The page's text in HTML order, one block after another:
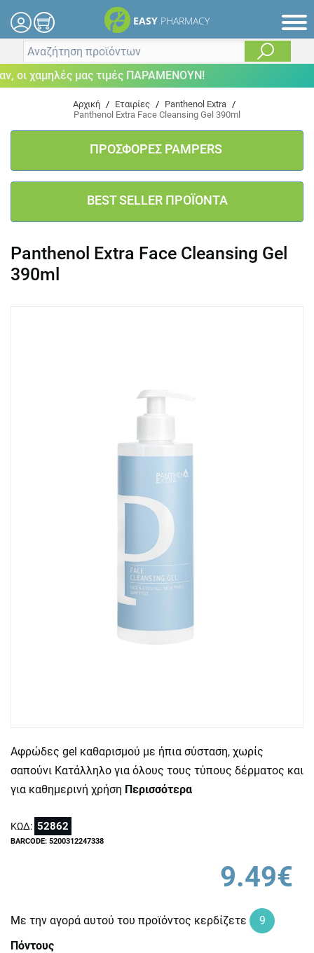
EASY PHARMACY
χαμηλές μας τιμές ΠΑΡΑΜΕΝΟΥΝ!
Αρχική / Εταιρίες / Panthenol Extra /
Panthenol Extra Face Cleansing Gel 390ml
ΠΡΟΣΦΟΡΕΣ PAMPERS
BEST SELLER ΠΡΟΪΟΝΤΑ
Panthenol Extra Face Cleansing Gel
390ml
Αφρώδες gel καθαρισμού με ήπια σύσταση, χωρίς
σαπούνι Κατάλληλο για όλους τους τύπους δέρματος και
για καθημερινή χρήση Περισσότερα
ΚΩΔ: 52862
BARCODE: 5200312247338
9.49€
Με την αγορά αυτού του προϊόντος κερδίζετε
9
Πόντους